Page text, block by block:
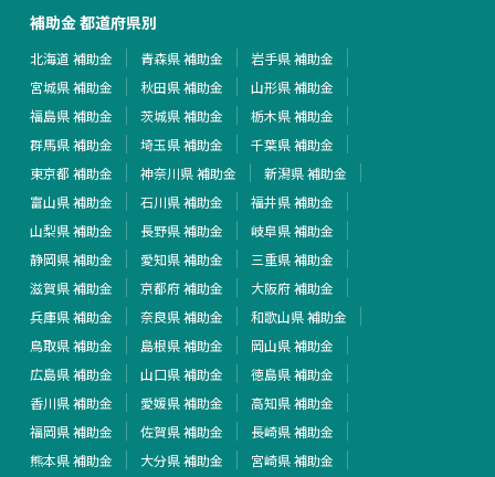
補助金 都道府県別
北海道 補助金 青森県 補助金
岩手県 補助金
宮城県 補助金
秋田県 補助金
山形県 補助金
福島県 補助金
茨城県 補助金
栃木県 補助金
群馬県 補助金
埼玉県 補助金
千葉県 補助金
東京都 補助金
神奈川県 補助金
新潟県 補助金
富山県 補助金
石川県 補助金
福井県 補助金
山梨県 補助金
長野県 補助金
岐阜県 補助金
静岡県 補助金
愛知県 補助金
三重県 補助金
滋賀県 補助金
京都府 補助金
大阪府 補助金
兵庫県 補助金
奈良県 補助金
和歌山県 補助金
鳥取県 補助金
島根県 補助金
岡山県 補助金
広島県 補助金
山口県 補助金
徳島県 補助金
香川県 補助金
愛媛県 補助金
高知県 補助金
福岡県 補助金
佐賀県 補助金
長崎県 補助金
熊本県 補助金
大分県 補助金
宮崎県 補助金